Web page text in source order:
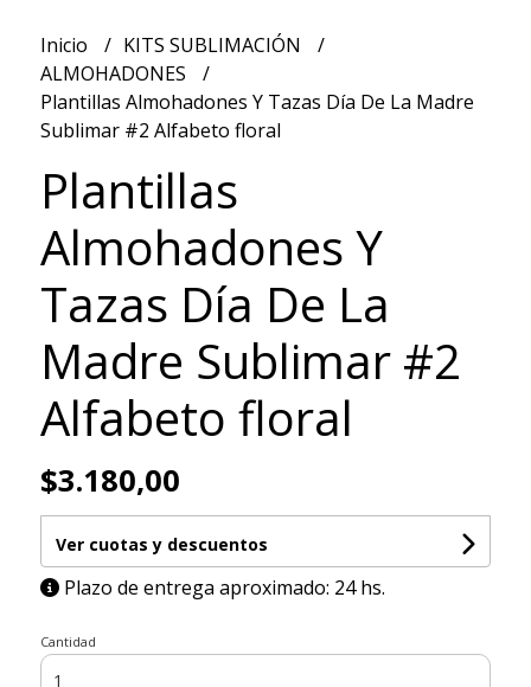
Inicio
KITS SUBLIMACIÓN
ALMOHADONES
Plantillas Almohadones Y Tazas Día De La Madre
Sublimar #2 Alfabeto floral
Plantillas
Almohadones Y
Tazas Día De La
Madre Sublimar #2
Alfabeto floral
$3.180,00
Ver cuotas y descuentos
Plazo de entrega aproximado: 24 hs.
Cantidad